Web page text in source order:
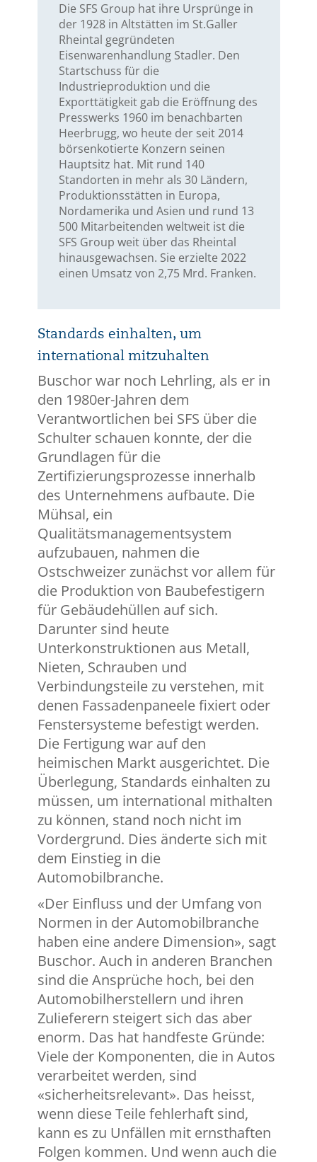
Die SFS Group hat ihre Ursprünge in
der 1928 in Altstätten im St.Galler
Rheintal gegründeten
Eisenwarenhandlung Stadler. Den
Startschuss für die
Industrieproduktion und die
Exporttätigkeit gab die Eröffnung des
Presswerks 1960 im benachbarten
Heerbrugg, wo heute der seit 2014
börsenkotierte Konzern seinen
Hauptsitz hat. Mit rund 140
Standorten in mehr als 30 Ländern,
Produktionsstätten in Europa,
Nordamerika und Asien und rund 13
500 Mitarbeitenden weltweit ist die
SFS Group weit über das Rheintal
hinausgewachsen. Sie erzielte 2022
einen Umsatz von 2,75 Mrd. Franken.
Standards einhalten, um
international mitzuhalten
Buschor war noch Lehrling, als er in
den 1980er-Jahren dem
Verantwortlichen bei SFS über die
Schulter schauen konnte, der die
Grundlagen für die
Zertifizierungsprozesse innerhalb
des Unternehmens aufbaute. Die
Mühsal, ein
Qualitätsmanagementsystem
aufzubauen, nahmen die
Ostschweizer zunächst vor allem für
die Produktion von Baubefestigern
für Gebäudehüllen auf sich.
Darunter sind heute
Unterkonstruktionen aus Metall,
Nieten, Schrauben und
Verbindungsteile zu verstehen, mit
denen Fassadenpaneele fixiert oder
Fenstersysteme befestigt werden.
Die Fertigung war auf den
heimischen Markt ausgerichtet. Die
Überlegung, Standards einhalten zu
müssen, um international mithalten
zu können, stand noch nicht im
Vordergrund. Dies änderte sich mit
dem Einstieg in die
Automobilbranche.
«Der Einfluss und der Umfang von
Normen in der Automobilbranche
haben eine andere Dimension», sagt
Buschor. Auch in anderen Branchen
sind die Ansprüche hoch, bei den
Automobilherstellern und ihren
Zulieferern steigert sich das aber
enorm. Das hat handfeste Gründe:
Viele der Komponenten, die in Autos
verarbeitet werden, sind
«sicherheitsrelevant». Das heisst,
wenn diese Teile fehlerhaft sind,
kann es zu Unfällen mit ernsthaften
Folgen kommen. Und wenn auch die